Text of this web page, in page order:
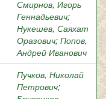
Смирнов, Игорь
Геннадьевич;
Нукешев, Саяхат
Оразович; Попов,
Андрей Иванович
Пучков, Николай
Петрович;